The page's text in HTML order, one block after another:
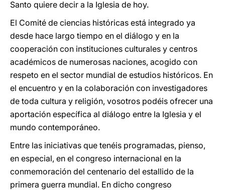
Santo quiere decir a la Iglesia de hoy.
El Comité de ciencias históricas está integrado ya
desde hace largo tiempo en el diálogo y en la
cooperación con instituciones culturales y centros
académicos de numerosas naciones, acogido con
respeto en el sector mundial de estudios históricos. En
el encuentro y en la colaboración con investigadores
de toda cultura y religión, vosotros podéis ofrecer una
aportación específica al diálogo entre la Iglesia y el
mundo contemporáneo.
Entre las iniciativas que tenéis programadas, pienso,
en especial, en el congreso internacional en la
conmemoración del centenario del estallido de la
primera guerra mundial. En dicho congreso